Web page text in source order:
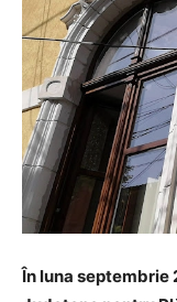
În luna